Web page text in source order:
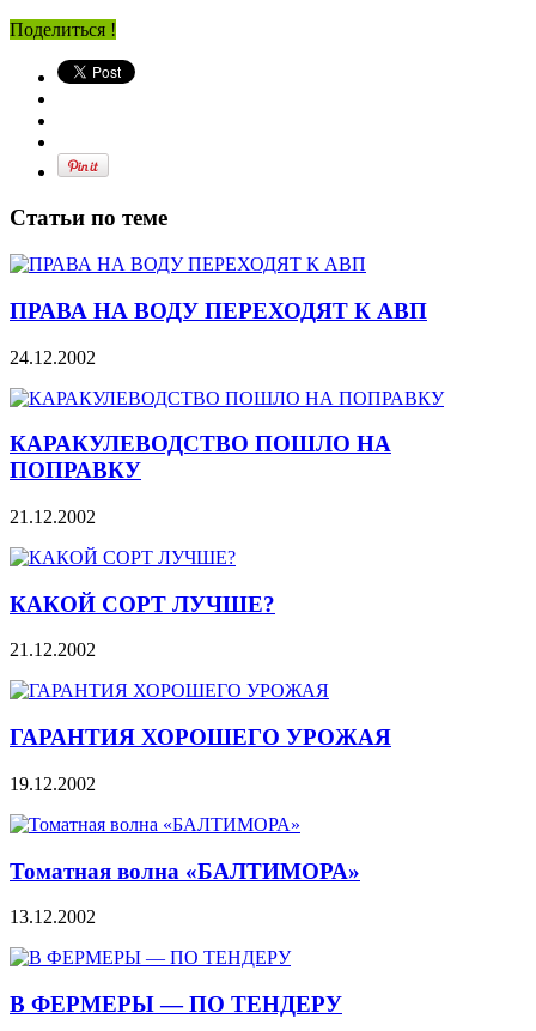
Поделиться !
Статьи по теме
ПРАВА НА ВОДУ ПЕРЕХОДЯТ К АВП
24.12.2002
КАРАКУЛЕВОДСТВО ПОШЛО НА
ПОПРАВКУ
21.12.2002
КАКОЙ СОРТ ЛУЧШЕ?
21.12.2002
ГАРАНТИЯ ХОРОШЕГО УРОЖАЯ
19.12.2002
Томатная волна «БАЛТИМОРА»
13.12.2002
В ФЕРМЕРЫ — ПО ТЕНДЕРУ